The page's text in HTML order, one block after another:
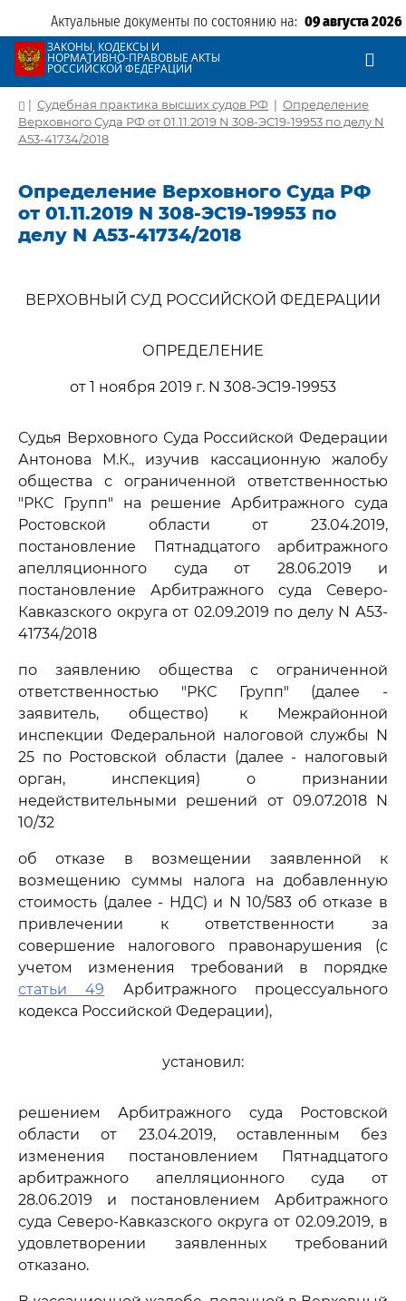
Актуальные документы по состоянию на: 09 августа 2026
ЗАКОНЫ, КОДЕКСЫ И
НОРМАТИВНО-ПРАВОВЫЕ АКТЫ
РОССИЙСКОЙ ФЕДЕРАЦИИ
| Судебная практика высших судов РФ | Определение
Верховного Суда РФ от 01.11.2019 N 308-ЭС19-19953 по делу N
А53-41734/2018
Определение Верховного Суда РФ
от 01.11.2019 N 308-ЭС19-19953 по
делу N А53-41734/2018
ВЕРХОВНЫЙ СУД РОССИЙСКОЙ ФЕДЕРАЦИИ
ОПРЕДЕЛЕНИЕ
от 1 ноября 2019 г. N 308-ЭС19-19953
Судья Верховного Суда Российской Федерации
Антонова М.К., изучив кассационную жалобу
общества с ограниченной ответственностью
"РКС Групп" на решение Арбитражного суда
Ростовской области от 23.04.2019,
постановление Пятнадцатого арбитражного
апелляционного суда от 28.06.2019 и
постановление Арбитражного суда Северо-
Кавказского округа от 02.09.2019 по делу N А53-
41734/2018
по заявлению общества с ограниченной
ответственностью "РКС Групп" (далее -
заявитель, общество) к Межрайонной
инспекции Федеральной налоговой службы N
25 по Ростовской области (далее - налоговый
орган, инспекция) о признании
недействительными решений от 09.07.2018 N
10/32
об отказе в возмещении заявленной к
возмещению суммы налога на добавленную
стоимость (далее - НДС) и N 10/583 об отказе в
привлечении к ответственности за
совершение налогового правонарушения (с
учетом изменения требований в порядке
статьи 49 Арбитражного процессуального
кодекса Российской Федерации),
установил:
решением Арбитражного суда Ростовской
области от 23.04.2019, оставленным без
изменения постановлением Пятнадцатого
арбитражного апелляционного суда от
28.06.2019 и постановлением Арбитражного
суда Северо-Кавказского округа от 02.09.2019, в
удовлетворении заявленных требований
отказано.